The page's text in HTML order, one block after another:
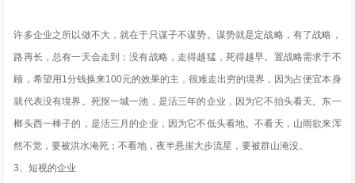
许多企业之所以做不大，就在于只谋子不谋势。谋势就是定战略，有了战略，
路再长，总有一天会走到；没有战略，走得越猛，死得越早。置战略需求于不
顾，希望用1分钱换来100元的效果的主，很难走出穷的境界，因为占便宜本身
就代表没有境界。死抠一城一池，是活三年的企业，因为它不抬头看天。东一
榔头西一棒子的，是活三月的企业，因为它不低头看地。不看天，山雨欲来浑
然不觉，要被洪水淹死；不看地，夜半悬崖大步流星，要被群山淹没。
3、短视的企业